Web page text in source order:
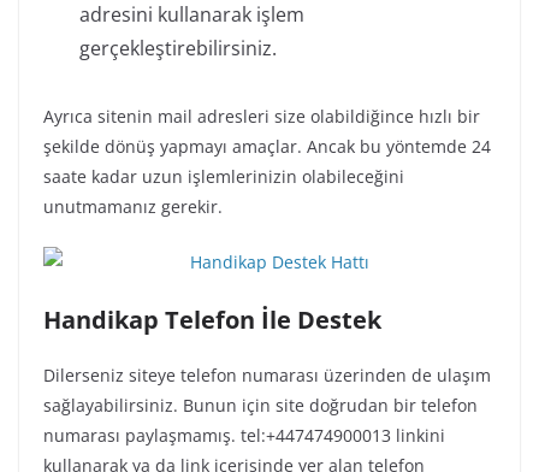
adresini kullanarak işlem
gerçekleştirebilirsiniz.
Ayrıca sitenin mail adresleri size olabildiğince hızlı bir
şekilde dönüş yapmayı amaçlar. Ancak bu yöntemde 24
saate kadar uzun işlemlerinizin olabileceğini
unutmamanız gerekir.
Handikap Telefon İle Destek
Dilerseniz siteye telefon numarası üzerinden de ulaşım
sağlayabilirsiniz. Bunun için site doğrudan bir telefon
numarası paylaşmamış. tel:+447474900013 linkini
kullanarak ya da link içerisinde yer alan telefon